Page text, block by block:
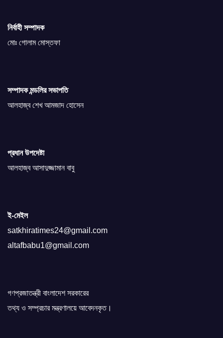
নির্বাহী সম্পাদক
মোঃ গোলাম মোস্তফা
সম্পাদক মন্ডলির সভাপতি
আলহাজ্ব শেখ আমজাদ হোসেন
প্রধান উপদেষ্টা
আলহাজ্ব আসাদুজ্জামান বাবু
ই-মেইল
satkhiratimes24@gmail.com
altafbabu1@gmail.com
গণপ্রজাতন্ত্রী বাংলাদেশ সরকারের
তথ্য ও সম্প্রচার মন্ত্রণালয়ে আবেদনকৃত।